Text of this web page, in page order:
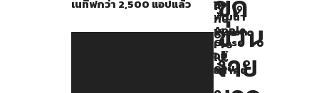
เนทีฟกว่า 2,500 แอปแล้ว
ข่วน
ง่าย
ไป
หลาย
คน
แล้ว
สำหรับ
คง
พัฒนา
Apple
Glass
อยู่
ด้วย
ใช้
กับ
Vision
Pro
ใน
อนาคต